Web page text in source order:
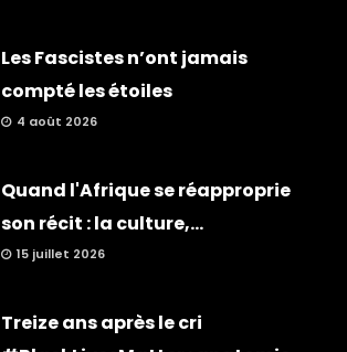
Les Fascistes n’ont jamais
compté les étoiles
4 août 2026
Quand l'Afrique se réapproprie
son récit : la culture,...
15 juillet 2026
Treize ans après le cri